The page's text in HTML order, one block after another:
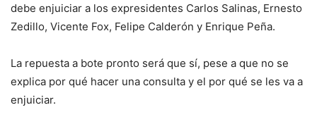
debe enjuiciar a los expresidentes Carlos Salinas, Ernesto
Zedillo, Vicente Fox, Felipe Calderón y Enrique Peña.
La repuesta a bote pronto será que sí, pese a que no se
explica por qué hacer una consulta y el por qué se les va a
enjuiciar.